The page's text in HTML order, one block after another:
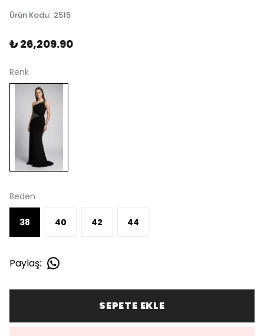
Ürün Kodu: 2515
₺ 26,209.90
Renk
Beden
38 40 42 44
Paylaş:
SEPETE EKLE